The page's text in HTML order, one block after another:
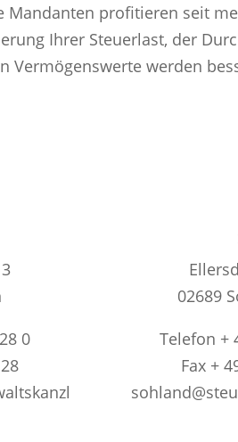
profitieren seit
Ihrer Steuerlast, der
werden
0
02689
Telefon +
Fax +